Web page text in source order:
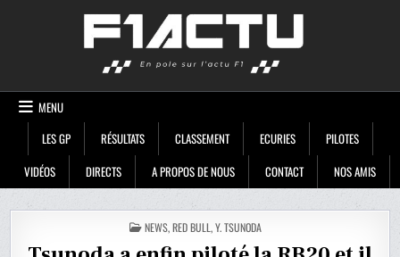
MENU
LES GP
RÉSULTATS CLASSEMENT ECURIES
PILOTES
VIDÉOS
DIRECTS A PROPOS DE NOUS CONTACT NOS AMIS
POSTED
IN
NEWS,RED BULL,Y. TSUNODA